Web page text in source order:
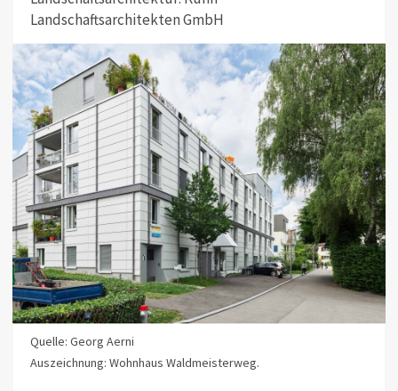
Landschaftsarchitekten GmbH
Quelle: Georg Aerni
Auszeichnung: Wohnhaus Waldmeisterweg.